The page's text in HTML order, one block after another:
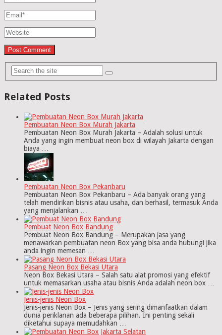
Related Posts
Pembuatan Neon Box Murah Jakarta
Pembuatan Neon Box Murah Jakarta – Adalah solusi untuk
Anda yang ingin membuat neon box di wilayah Jakarta dengan
biaya …
Pembuatan Neon Box Pekanbaru
Pembuatan Neon Box Pekanbaru – Ada banyak orang yang
telah mendirikan bisnis atau usaha, dan berhasil, termasuk Anda
yang menjalankan …
Pembuat Neon Box Bandung
Pembuat Neon Box Bandung – Merupakan jasa yang
menawarkan pembuatan neon Box yang bisa anda hubungi jika
anda ingin memesan …
Pasang Neon Box Bekasi Utara
Neon Box Bekasi Utara – Salah satu alat promosi yang efektif
untuk memasarkan usaha atau bisnis Anda adalah neon box …
Jenis-jenis Neon Box
Jenis-jenis Neon Box – Jenis yang sering dimanfaatkan dalam
dunia periklanan ada beberapa pilihan. Ini penting sekali
diketahui supaya memudahkan …